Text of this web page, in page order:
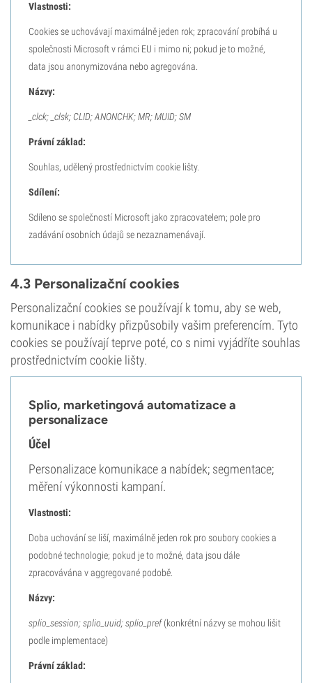
Vlastnosti:
Cookies se uchovávají maximálně jeden rok; zpracování probíhá u
společnosti Microsoft v rámci EU i mimo ni; pokud je to možné,
data jsou anonymizována nebo agregována.
Názvy:
_clck; _clsk; CLID; ANONCHK; MR; MUID; SM
Právní základ:
Souhlas, udělený prostřednictvím cookie lišty.
Sdílení:
Sdíleno se společností Microsoft jako zpracovatelem; pole pro
zadávání osobních údajů se nezaznamenávají.
4.3 Personalizační cookies
Personalizační cookies se používají k tomu, aby se web,
komunikace i nabídky přizpůsobily vašim preferencím. Tyto
cookies se používají teprve poté, co s nimi vyjádříte souhlas
prostřednictvím cookie lišty.
Splio, marketingová automatizace a
personalizace
Účel
Personalizace komunikace a nabídek; segmentace;
měření výkonnosti kampaní.
Vlastnosti:
Doba uchování se liší, maximálně jeden rok pro soubory cookies a
podobné technologie; pokud je to možné, data jsou dále
zpracovávána v aggregované podobě.
Názvy:
splio_session; splio_uuid; splio_pref(konkrétní názvy se mohou lišit
podle implementace)
Právní základ: